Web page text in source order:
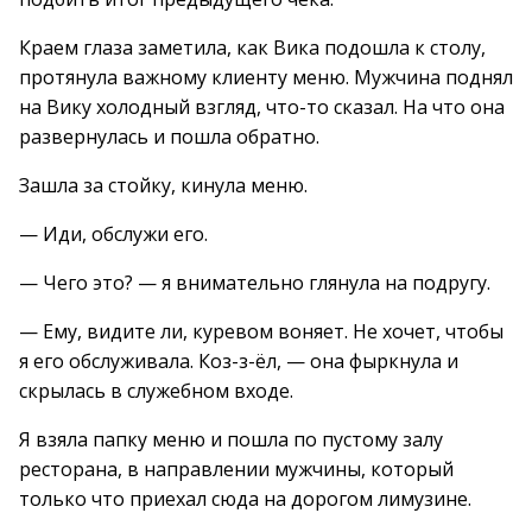
Краем глаза заметила, как Вика подошла к столу,
протянула важному клиенту меню. Мужчина поднял
на Вику холодный взгляд, что-то сказал. На что она
развернулась и пошла обратно.
Зашла за стойку, кинула меню.
— Иди, обслужи его.
— Чего это? — я внимательно глянула на подругу.
— Ему, видите ли, куревом воняет. Не хочет, чтобы
я его обслуживала. Коз-з-ёл, — она фыркнула и
скрылась в служебном входе.
Я взяла папку меню и пошла по пустому залу
ресторана, в направлении мужчины, который
только что приехал сюда на дорогом лимузине.